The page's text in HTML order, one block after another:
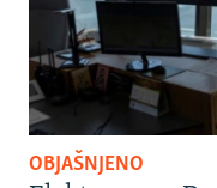
OBJAŠNJENO